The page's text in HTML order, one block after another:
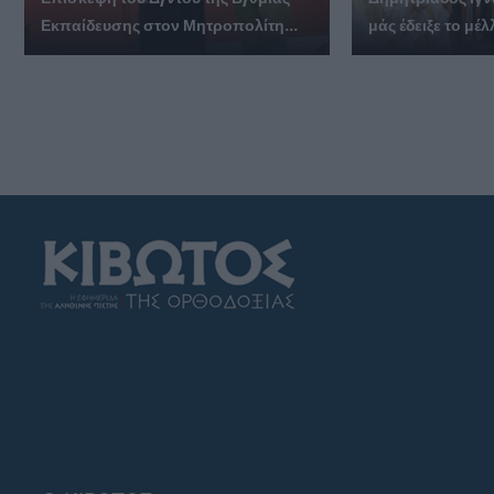
Εκπαίδευσης στον Μητροπολίτη...
μάς έδειξε το